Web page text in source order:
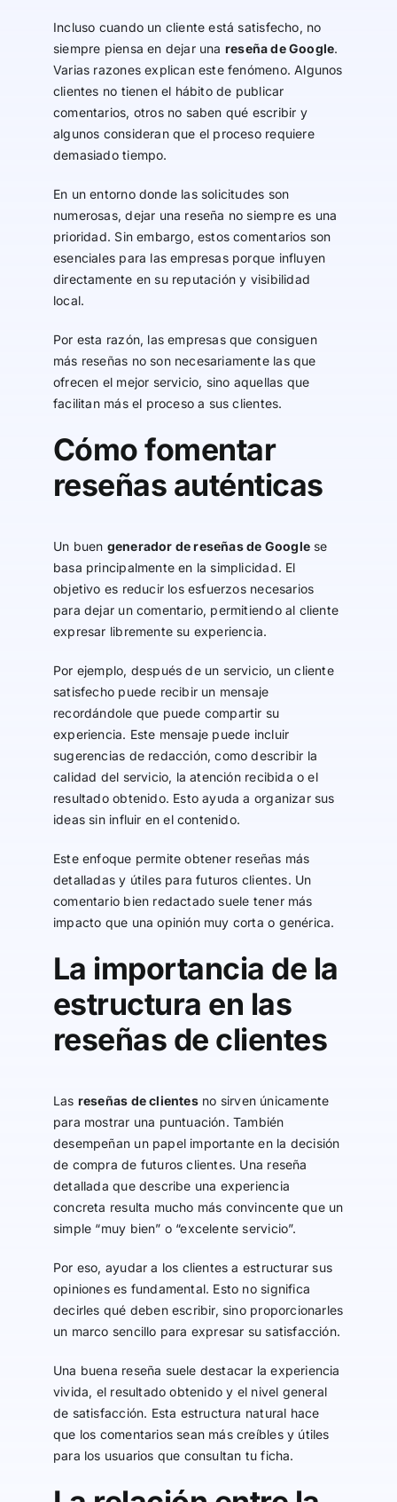
Incluso cuando un cliente está satisfecho, no
siempre piensa en dejar una reseña de Google.
Varias razones explican este fenómeno. Algunos
clientes no tienen el hábito de publicar
comentarios, otros no saben qué escribir y
algunos consideran que el proceso requiere
demasiado tiempo.
En un entorno donde las solicitudes son
numerosas, dejar una reseña no siempre es una
prioridad. Sin embargo, estos comentarios son
esenciales para las empresas porque influyen
directamente en su reputación y visibilidad
local.
Por esta razón, las empresas que consiguen
más reseñas no son necesariamente las que
ofrecen el mejor servicio, sino aquellas que
facilitan más el proceso a sus clientes.
Cómo fomentar
reseñas auténticas
Un buen generador de reseñas de Googlese
basa principalmente en la simplicidad. El
objetivo es reducir los esfuerzos necesarios
para dejar un comentario, permitiendo al cliente
expresar libremente su experiencia.
Por ejemplo, después de un servicio, un cliente
satisfecho puede recibir un mensaje
recordándole que puede compartir su
experiencia. Este mensaje puede incluir
sugerencias de redacción, como describir la
calidad del servicio, la atención recibida o el
resultado obtenido. Esto ayuda a organizar sus
ideas sin influir en el contenido.
Este enfoque permite obtener reseñas más
detalladas y útiles para futuros clientes. Un
comentario bien redactado suele tener más
impacto que una opinión muy corta o genérica.
La importancia de la
estructura en las
reseñas de clientes
Las reseñas de clientesno sirven únicamente
para mostrar una puntuación. También
desempeñan un papel importante en la decisión
de compra de futuros clientes. Una reseña
detallada que describe una experiencia
concreta resulta mucho más convincente que un
simple “muy bien” o “excelente servicio”.
Por eso, ayudar a los clientes a estructurar sus
opiniones es fundamental. Esto no significa
decirles qué deben escribir, sino proporcionarles
un marco sencillo para expresar su satisfacción.
Una buena reseña suele destacar la experiencia
vivida, el resultado obtenido y el nivel general
de satisfacción. Esta estructura natural hace
que los comentarios sean más creíbles y útiles
para los usuarios que consultan tu ficha.